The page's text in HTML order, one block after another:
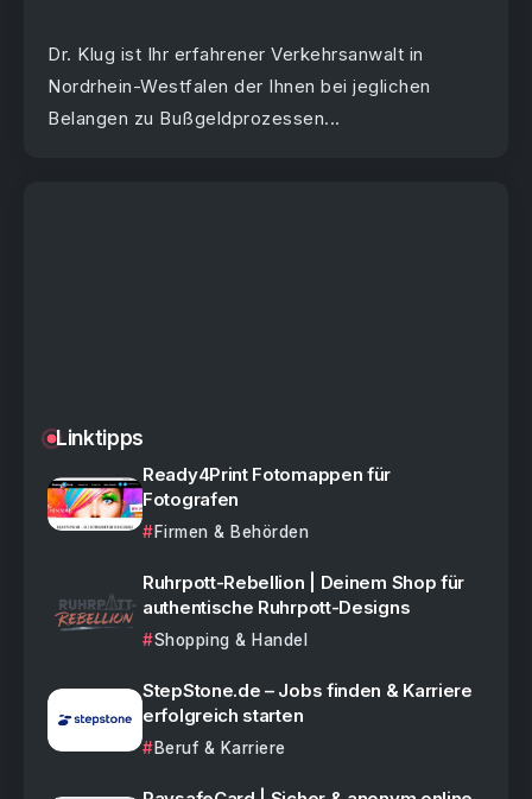
Dr. Klug ist Ihr erfahrener Verkehrsanwalt in
Nordrhein-Westfalen der Ihnen bei jeglichen
Belangen zu Bußgeldprozessen...
Linktipps
Ready4Print Fotomappen für
Fotografen
Firmen & Behörden
Ruhrpott-Rebellion | Deinem Shop für
authentische Ruhrpott-Designs
Shopping & Handel
StepStone.de – Jobs finden & Karriere
erfolgreich starten
Beruf & Karriere